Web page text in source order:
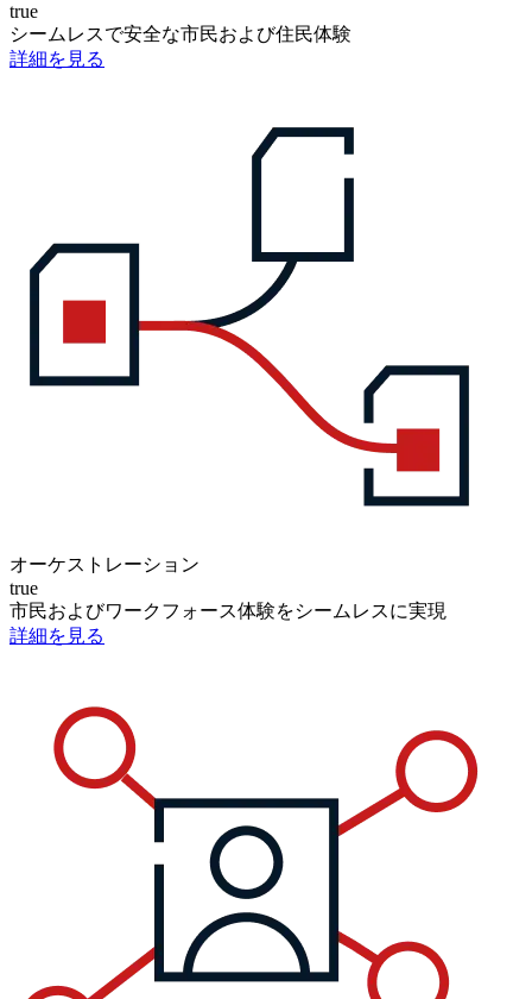
true
シームレスで安全な市民および住民体験
詳細を見る
オーケストレーション
true
市民およびワークフォース体験をシームレスに実現
詳細を見る